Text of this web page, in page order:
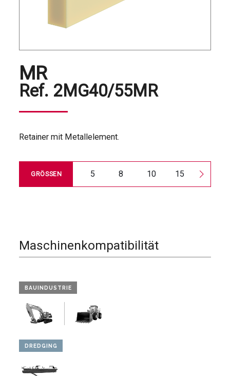
MR
Ref. 2MG40/55MR
Retainer mit Metallelement.
GRÖSSEN 5 8 10 15 30
Maschinenkompatibilität
BAUINDUSTRIE
DREDGING